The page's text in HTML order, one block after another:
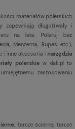
materiałów polerskich
długotrwały i
na lata. Poleruj bez
Menzerna, Rupes etc.),
i inne akcesoria i narzędzia
polerskie w xlak.pl to
zastosowaniu
, tarcze ścierne, tarcze